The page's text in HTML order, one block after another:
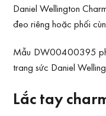
Daniel Wellington
đeo riêng hoặc phối
Mẫu DW00400395
trang sức Daniel
Lắc tay